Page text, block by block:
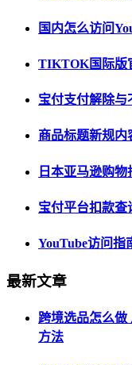
国内怎么访问
TIKTOK国际版
宝付支付解除与
商品标题新规内
日本亚马逊购
宝付平台扣款查
YouTube访问指
最新文章
跨境选品怎么做
方法